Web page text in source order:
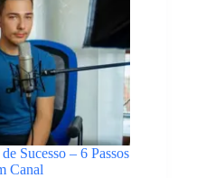
Sucesso – 6 Passos
Canal